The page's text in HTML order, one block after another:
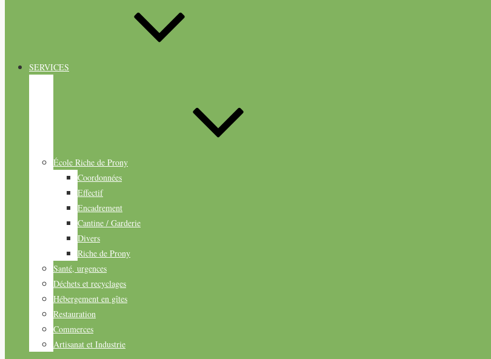
SERVICES
École Riche de Prony
Coordonnées
Effectif
Encadrement
Cantine / Garderie
Divers
Riche de Prony
Santé, urgences
Déchets et recyclages
Hébergement en gîtes
Restauration
Commerces
Artisanat et Industrie